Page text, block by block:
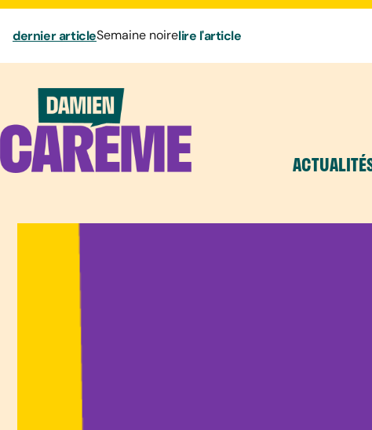
dernier articleSemaine noirelire l'article